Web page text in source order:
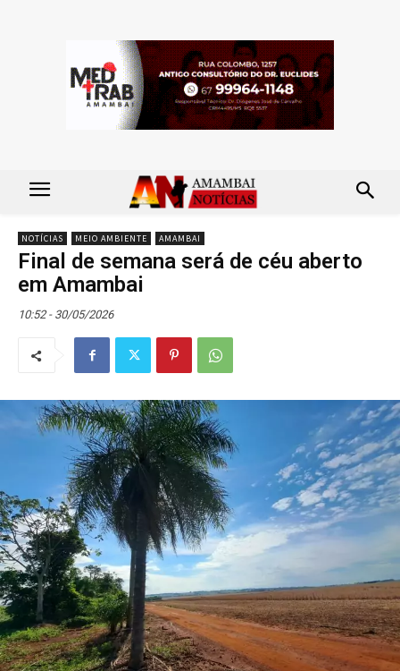
NOTÍCIAS MEIO AMBIENTE AMAMBAI
Final de semana será de céu aberto
em Amambai
10:52 - 30/05/2026